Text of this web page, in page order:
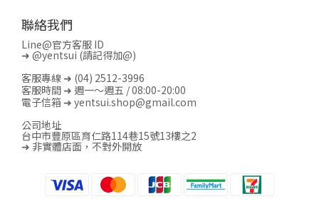
聯絡我們
Line@官方客服 ID
➜ @yentsui (請記得加@)
客服專線 ➜ (04) 2512-3996
客服時間 ➜ 週一～週五 / 08:00-20:00
電子信箱 ➜ yentsui.shop@gmail.com
公司地址
台中市豐原區育仁路114巷15號13樓之2
➜ 非實體店面，不對外開放